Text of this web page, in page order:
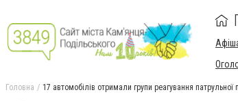
Головна 17 автомобілів отримали групи реагування патрульної